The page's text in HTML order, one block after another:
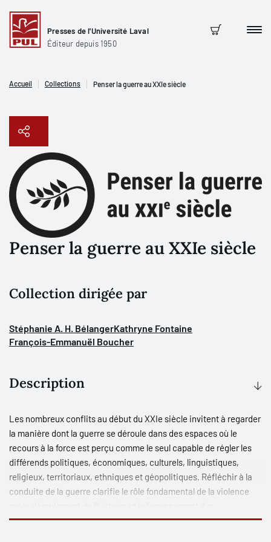
Presses de l'Université Laval
Éditeur depuis 1950
Panier
Accueil Collections Penser la guerre au XXIe siècle
Copier le lien
Penser la guerre au XXIe siècle
Collection dirigée par
Stéphanie A. H. BélangerKathryne Fontaine
François-Emmanuël Boucher
Description
Les nombreux conflits au début du XXIe siècle invitent à regarder
la manière dont la guerre se déroule dans des espaces où le
recours à la force est perçu comme le seul capable de régler les
différends politiques, économiques, culturels, linguistiques,
religieux, territoriaux, ethniques et géopolitiques. Réfléchir à la
conduite de la guerre clarifie le rôle fondamental de la violence
civilisations.